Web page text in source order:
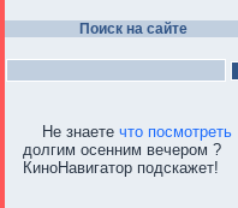
Поиск на сайте
Не знаете что посмотреть
долгим осенним вечером ?
КиноНавигатор подскажет!